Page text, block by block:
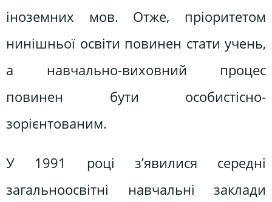
іноземних мов. Отже, пріоритетом
нинішньої освіти повинен стати учень,
а навчально-виховний процес
повинен бути особистісно-
зорієнтованим.
У 1991 році з’явилися середні
загальноосвітні навчальні заклади